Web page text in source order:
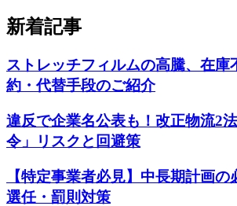
新着記事
ストレッチフィルムの高騰、在庫
約・代替手段のご紹介
違反で企業名公表も！改正物流2
令」リスクと回避策
【特定事業者必見】中長期計画
選任・罰則対策